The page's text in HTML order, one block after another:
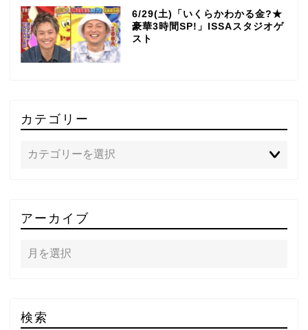
6/29(土)「いくらかわかる金?★
豪華3時間SP!」ISSAスタジオゲ
スト
カテゴリー
アーカイブ
検索